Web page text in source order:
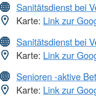
Sanitätsdienst bei
Karte: Link zur
Sanitätsdienst bei
Karte: Link zur
Senioren -aktive
Karte: Link zur